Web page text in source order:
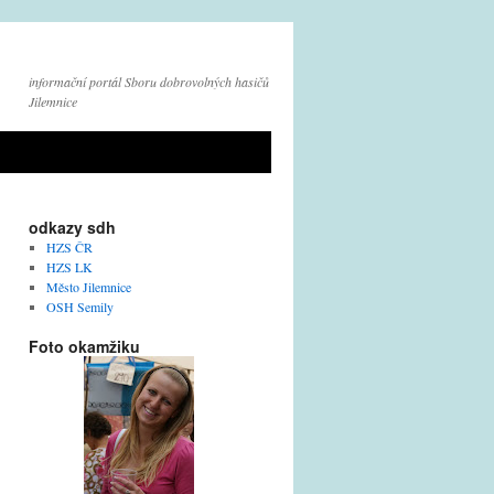
informační portál Sboru dobrovolných hasičů
Jilemnice
odkazy sdh
HZS ČR
HZS LK
Město Jilemnice
OSH Semily
Foto okamžiku